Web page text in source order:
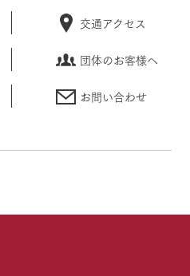
交通アクセス
団体のお客様へ
お問い合わせ